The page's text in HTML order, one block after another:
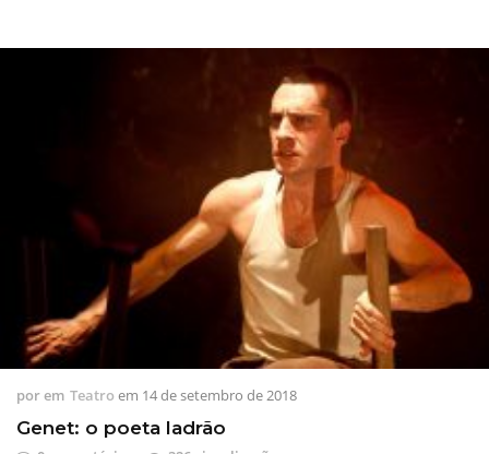
porem Teatro em 14 de setembro de 2018
Genet: o poeta ladrão